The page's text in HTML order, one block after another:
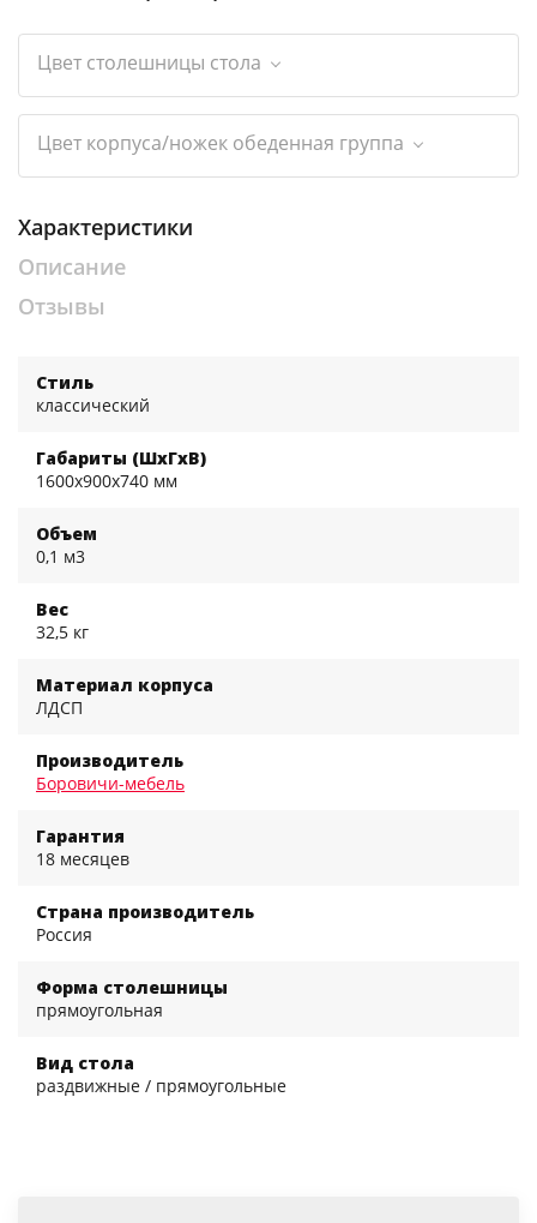
Цвет столешницы стола
Цвет корпуса/ножек обеденная группа
Характеристики
Описание
Отзывы
Стиль
классический
Габариты (ШхГхВ)
1600x900x740 мм
Объем
0,1 м3
Вес
32,5 кг
Материал корпуса
ЛДСП
Производитель
Боровичи-мебель
Гарантия
18 месяцев
Страна производитель
Россия
Форма столешницы
прямоугольная
Вид стола
раздвижные / прямоугольные